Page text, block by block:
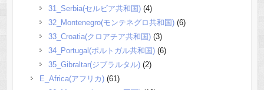
31_Serbia(セルビア共和国)(4)
32_Montenegro(モンテネグロ共和国)(6)
33_Croatia(クロアチア共和国)(3)
34_Portugal(ポルトガル共和国)(6)
35_Gibraltar(ジブラルタル)(2)
E_Africa(アフリカ)(61)